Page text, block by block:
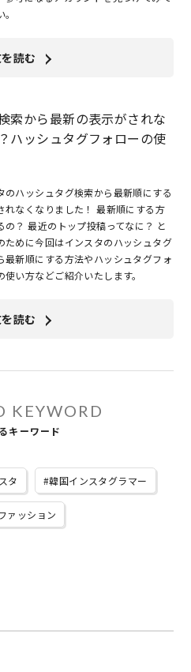
読む
索から最新の表示がされな
ハッシュタグフォローの使
のハッシュタグ検索から最新順にする
れなくなりました！ 最新順にする方
の？ 最近のトップ投稿ってなに？ と
ために今回はインスタのハッシュタグ
最新順にする方法やハッシュタグフォ
使い方などご紹介いたします。
読む
KEYWORD
キーワード
タ 韓国インスタグラマー
ァッション